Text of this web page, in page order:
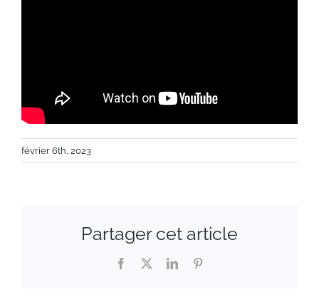
février 6th, 2023
Partager cet article
Facebook LinkedIn